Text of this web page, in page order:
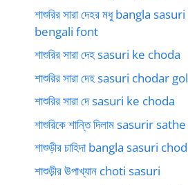
শাশুরির সারা দেহর মধু bangla
bengali font
শাশুরির সারা দেহ sasuri ke choda
শাশুরির সারা দেহ sasuri chodar
শাশুরির সারা দে sasuri ke choda
শাশুরিকে শান্তি দিলাম sasurir sathe
শাশুড়ীর চাহিদা bangla sasuri
শাশুড়ীর ঊপাখ্যান choti sasuri